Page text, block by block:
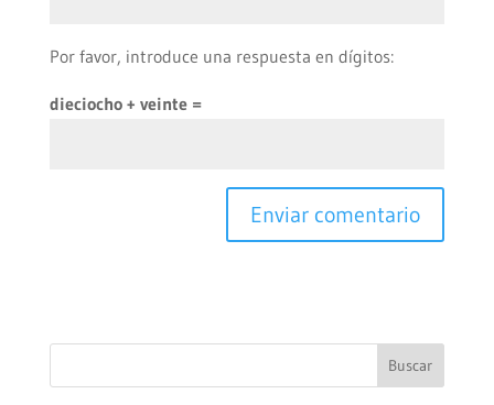
Por favor, introduce una respuesta en dígitos:
dieciocho + veinte =